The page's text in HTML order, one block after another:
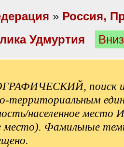
» Россия,
Удмуртия
поиск
территориальным
населенное
место). Фамильные